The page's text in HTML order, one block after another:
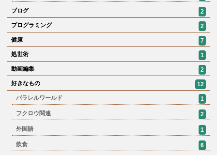
ブログ
2
プログラミング
2
健康
7
処世術
1
動画編集
2
好きなもの
12
パラレルワールド
1
フクロウ関連 2
外国語 1
飲食 6